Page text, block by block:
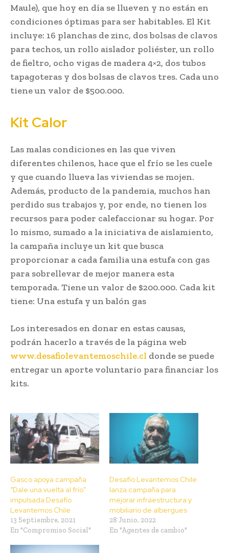
Maule), que hoy en día se llueven y no están en
condiciones óptimas para ser habitables. El Kit
incluye: 16 planchas de zinc, dos bolsas de clavos
para techos, un rollo aislador poliéster, un rollo
de fieltro, ocho vigas de madera 4×2, dos tubos
tapagoteras y dos bolsas de clavos tres. Cada uno
tiene un valor de $500.000.
Kit Calor
Las malas condiciones en las que viven
diferentes chilenos, hace que el frío se les cuele
y que cuando llueva las viviendas se mojen.
Además, producto de la pandemia, muchos han
perdido sus trabajos y, por ende, no tienen los
recursos para poder calefaccionar su hogar. Por
lo mismo, sumado a la iniciativa de aislamiento,
la campaña incluye un kit que busca
proporcionar a cada familia una estufa con gas
para sobrellevar de mejor manera esta
temporada. Tiene un valor de $200.000. Cada kit
tiene: Una estufa y un balón gas
Los interesados en donar en estas causas,
podrán hacerlo a través de la página web
www.desafiolevantemoschile.cl donde se puede
entregar un aporte voluntario para financiar los
kits.
Gasco apoya campaña
“Dale una vuelta al frío”
impulsada Desafío
Levantemos Chile
13 Septiembre, 2021
En "Compromiso Social"
Desafío Levantemos Chile
lanza campaña para
mejorar infraestructura y
mobiliario de albergues
28 Junio, 2022
En "Agentes de cambio"